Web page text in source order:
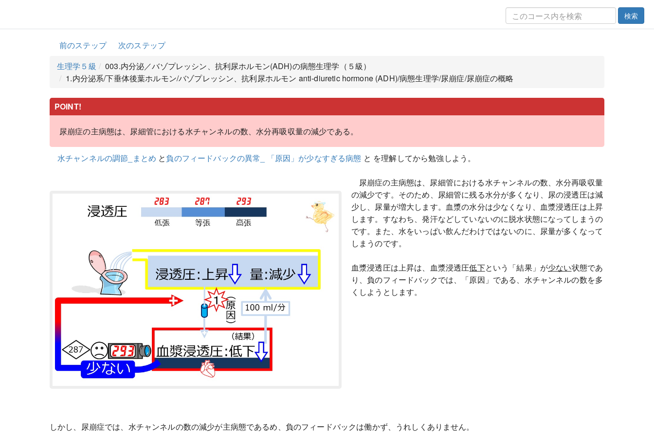
検索
前のステップ
次のステップ
生理学５級
003.内分泌／バゾプレッシン、抗利尿ホルモン(ADH)の病態生理学（５級）
1.内分泌系/下垂体後葉ホルモン/バゾプレッシン、抗利尿ホルモン anti-diuretic hormone (ADH)/病態生理学/尿崩症/尿崩症の概略
POINT!
尿崩症の主病態は、尿細管における水チャンネルの数、水分再吸収量の減少である。
水チャンネルの調節_まとめ と負のフィードバックの異常_ 「原因」が少なすぎる病態 と を理解してから勉強しよう。
尿崩症の主病態は、尿細管における水チャンネルの数、水分再吸収量
の減少です。そのため、尿細管に残る水分が多くなり、尿の浸透圧は減
少し、尿量が増大します。血漿の水分は少なくなり、血漿浸透圧は上昇
します。すなわち、発汗などしていないのに脱水状態になってしまうの
です。また、水をいっぱい飲んだわけではないのに、尿量が多くなって
しまうのです。
血漿浸透圧は上昇は、血漿浸透圧低下という「結果」が少ない状態であ
り、負のフィードバックでは、「原因」である、水チャンネルの数を多
くしようとします。
しかし、尿崩症では、水チャンネルの数の減少が主病態であるめ、負のフィードバックは働かず、うれしくありません。